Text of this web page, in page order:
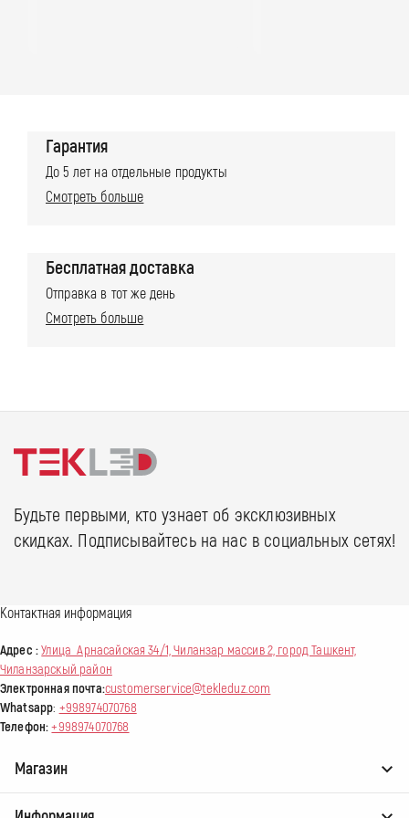
Гарантия
До 5 лет на отдельные продукты
Смотреть больше
Бесплатная доставка
Отправка в тот же день
Смотреть больше
Контактная информация
Адрес :Улица Арнасайская 34/1, Чиланзар массив 2, город Ташкент,
Чиланзарскый район
Электронная почта:customerservice@tekleduz.com
Whatsapp: +998974070768
Телефон:+998974070768
Магазин
Будьте первыми, кто узнает об эксклюзивных
скидках. Подписывайтесь на нас в социальных сетях!